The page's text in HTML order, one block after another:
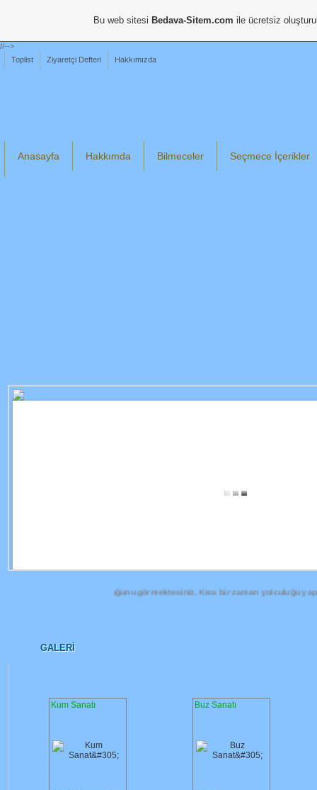
//-->
Toplist
Ziyaretçi Defteri Hakkımızda
Anasayfa Hakkımda Bilmeceler Seçmece İçerikler
bu zamana olan yolculuğunu görmektesiniz. Kısa bir zaman yolculuğu
GALERI
Kum Sanatı Buz Sanatı
Bu web sitesi Bedava-Sitem.com ile ücretsiz